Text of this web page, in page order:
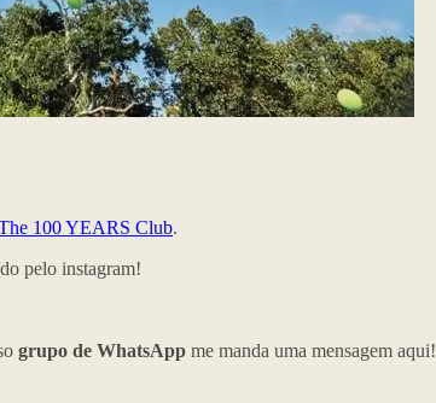
100 YEARS Club.
pelo instagram!
grupo de WhatsApp me manda uma mensagem aqui!